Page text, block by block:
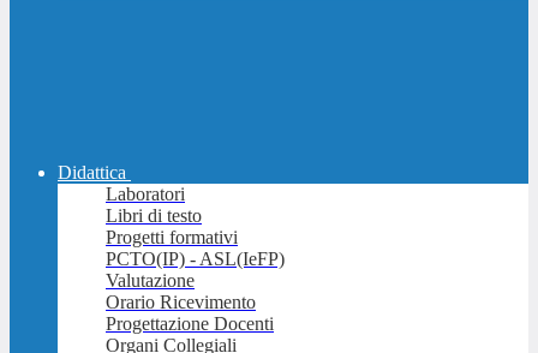
Didattica
Laboratori
Libri di testo
Progetti formativi
PCTO(IP) - ASL(IeFP)
Valutazione
Orario Ricevimento
Progettazione Docenti
Organi Collegiali